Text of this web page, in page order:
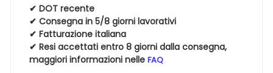
LRC
6PR
33
12.50
15
✔ DOT recente
✔ Consegna in 5/8 giorni lavorativi
✔ Fatturazione italiana
✔ Resi accettati entro 8 giorni dalla consegna,
maggiori informazioni nelleFAQ